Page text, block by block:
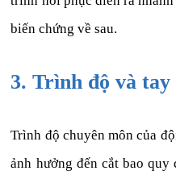
biến chứng về sau.
3. Trình độ và tay
Trình độ chuyên môn của
ảnh hưởng đến cắt bao